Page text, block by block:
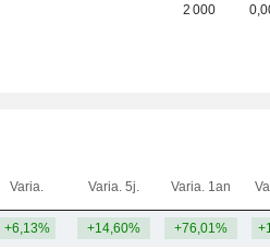
2 000
Varia. Varia. 5j. Varia. 1an
+6,13% +14,60% +76,01%